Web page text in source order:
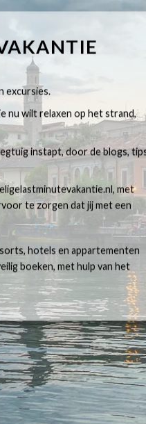
excursies.
nu wilt relaxen op het strand,
instapt, door de blogs,
met
te zorgen dat jij met een
hotels en appartementen
boeken, met hulp van het